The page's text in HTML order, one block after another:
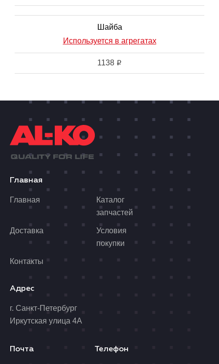
Шайба
Используется в агрегатах
1138 i
Главная
Главная
Каталог
запчастей
Доставка
Условия
покупки
Контакты
Адрес
г. Санкт-Петербург
Иркутская улица 4А
Почта Телефон